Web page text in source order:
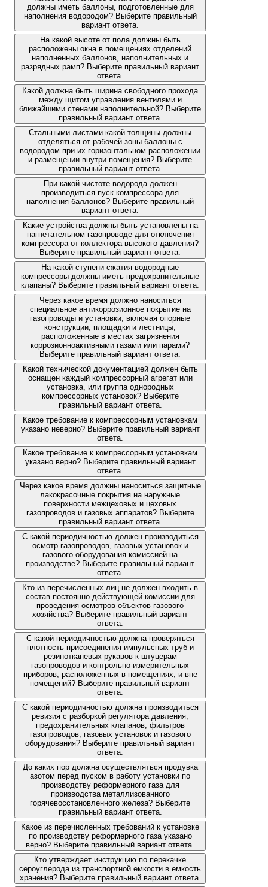
должны иметь баллоны, подготовленные для
наполнения водородом? Выберите правильный
вариант ответа.
На какой высоте от пола должны быть
расположены окна в помещениях отделений
наполненных баллонов, наполнительных и
разрядных рамп? Выберите правильный вариант
ответа.
Какой должна быть ширина свободного прохода
между щитом управления вентилями и
ближайшими стенами наполнительной? Выберите
правильный вариант ответа.
Стальными листами какой толщины должны
отделяться от рабочей зоны баллоны с
водородом при их горизонтальном расположении
и размещении внутри помещения? Выберите
правильный вариант ответа.
При какой чистоте водорода должен
производиться пуск компрессора для
наполнения баллонов? Выберите правильный
вариант ответа.
Какие устройства должны быть установлены на
нагнетательном газопроводе для отключения
компрессора от коллектора высокого давления?
Выберите правильный вариант ответа.
На какой ступени сжатия водородные
компрессоры должны иметь предохранительные
клапаны? Выберите правильный вариант ответа.
Через какое время должно наноситься
специальное антикоррозионное покрытие на
газопроводы и установки, включая опорные
конструкции, площадки и лестницы,
расположенные в местах загрязнения
коррозионноактивными газами или парами?
Выберите правильный вариант ответа.
Какой технической документацией должен быть
оснащен каждый компрессорный агрегат или
установка, или группа однородных
компрессорных установок? Выберите
правильный вариант ответа.
Какое требование к компрессорным установкам
указано неверно? Выберите правильный вариант
ответа.
Какое требование к компрессорным установкам
указано верно? Выберите правильный вариант
ответа.
Через какое время должны наноситься защитные
лакокрасочные покрытия на наружные
поверхности межцеховых и цеховых
газопроводов и газовых аппаратов? Выберите
правильный вариант ответа.
С какой периодичностью должен производиться
осмотр газопроводов, газовых установок и
газового оборудования комиссией на
производстве? Выберите правильный вариант
ответа.
Кто из перечисленных лиц не должен входить в
состав постоянно действующей комиссии для
проведения осмотров объектов газового
хозяйства? Выберите правильный вариант
ответа.
С какой периодичностью должна проверяться
плотность присоединения импульсных труб и
резинотканевых рукавов к штуцерам
газопроводов и контрольно-измерительных
приборов, расположенных в помещениях, и вне
помещений? Выберите правильный вариант
ответа.
С какой периодичностью должна производиться
ревизия с разборкой регулятора давления,
предохранительных клапанов, фильтров
газопроводов, газовых установок и газового
оборудования? Выберите правильный вариант
ответа.
До каких пор должна осуществляться продувка
азотом перед пуском в работу установки по
производству реформерного газа для
производства металлизованного
горячевосстановленного железа? Выберите
правильный вариант ответа.
Какое из перечисленных требований к установке
по производству реформерного газа указано
верно? Выберите правильный вариант ответа.
Кто утверждает инструкцию по перекачке
сероуглерода из транспортной емкости в емкость
хранения? Выберите правильный вариант ответа.